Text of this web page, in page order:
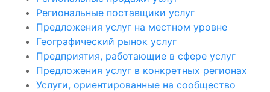
Региональные поставщики услуг
Предложения услуг на местном уровне
Географический рынок услуг
Предприятия, работающие в сфере услуг
Предложения услуг в конкретных регионах
Услуги, ориентированные на сообщество